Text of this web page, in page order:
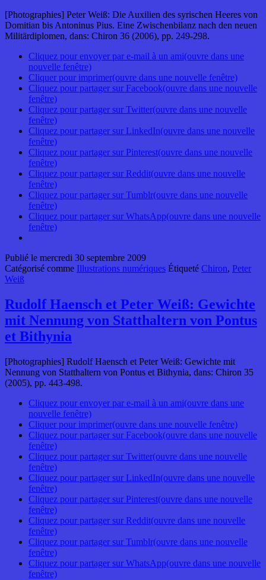
[Photographies] Peter Weiß: Die Auxilien des syrischen Heeres von
Domitian bis Antoninus Pius. Eine Zwischenbilanz nach den neuen
Militärdiplomen, dans: Chiron 36 (2006), pp. 249-298.
Cliquez pour envoyer par e-mail à un ami(ouvre dans une
nouvelle fenêtre)
Cliquer pour imprimer(ouvre dans une nouvelle fenêtre)
Cliquez pour partager sur Facebook(ouvre dans une nouvelle
fenêtre)
Cliquez pour partager sur Twitter(ouvre dans une nouvelle
fenêtre)
Cliquez pour partager sur LinkedIn(ouvre dans une nouvelle
fenêtre)
Cliquez pour partager sur Pinterest(ouvre dans une nouvelle
fenêtre)
Cliquez pour partager sur Reddit(ouvre dans une nouvelle
fenêtre)
Cliquez pour partager sur Tumblr(ouvre dans une nouvelle
fenêtre)
Cliquez pour partager sur WhatsApp(ouvre dans une nouvelle
fenêtre)
Publié le mercredi 30 septembre 2009
Catégorisé comme Illustrations numériques Étiqueté Chiron, Peter
Weiß
Rudolf Haensch et Peter Weiß: Gewichte
mit Nennung von Statthaltern von Pontus
et Bithynia
[Photographies] Rudolf Haensch et Peter Weiß: Gewichte mit
Nennung von Statthaltern von Pontus et Bithynia, dans: Chiron 35
(2005), pp. 443-498.
Cliquez pour envoyer par e-mail à un ami(ouvre dans une
nouvelle fenêtre)
Cliquer pour imprimer(ouvre dans une nouvelle fenêtre)
Cliquez pour partager sur Facebook(ouvre dans une nouvelle
fenêtre)
Cliquez pour partager sur Twitter(ouvre dans une nouvelle
fenêtre)
Cliquez pour partager sur LinkedIn(ouvre dans une nouvelle
fenêtre)
Cliquez pour partager sur Pinterest(ouvre dans une nouvelle
fenêtre)
Cliquez pour partager sur Reddit(ouvre dans une nouvelle
fenêtre)
Cliquez pour partager sur Tumblr(ouvre dans une nouvelle
fenêtre)
Cliquez pour partager sur WhatsApp(ouvre dans une nouvelle
fenêtre)